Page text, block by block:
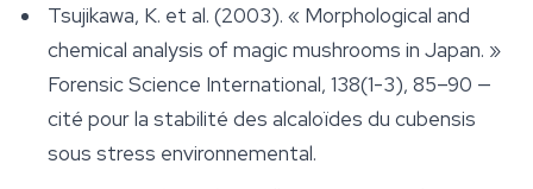
Tsujikawa, K. et al. (2003). « Morphological and
chemical analysis of magic mushrooms in Japan. »
Forensic Science International, 138(1-3), 85–90 —
cité pour la stabilité des alcaloïdes du cubensis
sous stress environnemental.